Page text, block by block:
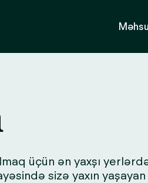
üçün ən yaxşı
sizə yaxın